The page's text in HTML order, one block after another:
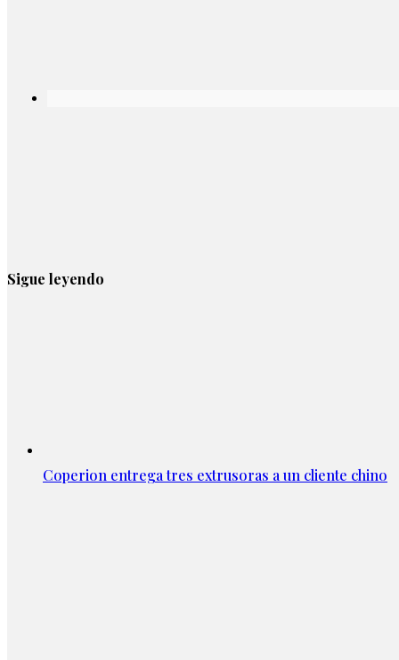
Sigue leyendo
Coperion entrega tres extrusoras a un cliente chino